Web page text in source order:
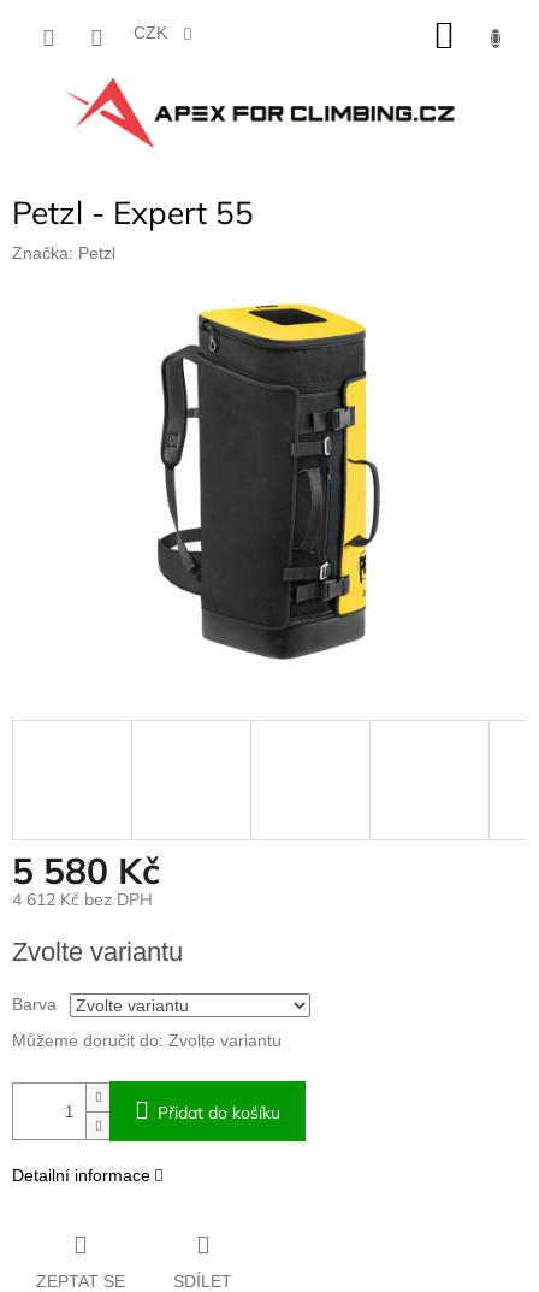
CZK
Petzl - Expert 55
Značka: Petzl
5 580 Kč
4 612 Kč bez DPH
cena:
Zvolte variantu
Barva
Můžeme doručit do: Zvolte variantu
Přidat do košíku
Detailní informace
ZEPTAT SE SDÍLET